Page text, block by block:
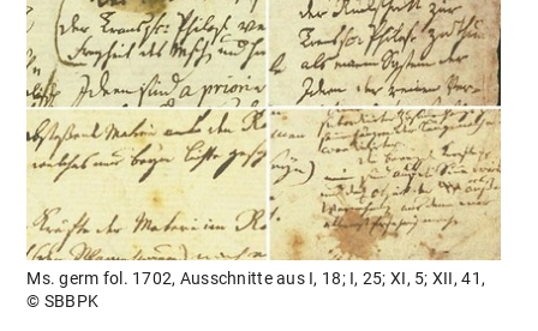
Ms. germ fol. 1702, Ausschnitte aus I, 18; I, 25; XI, 5; XII, 41,
© SBBPK